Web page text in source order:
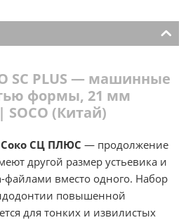
SC PLUS — машинные
формы, 21 мм
SOCO (Китай)
СЦ ПЛЮС — продолжение
другой размер устьевика и
файлами вместо одного. Набор
повышенной
для тонких и извилистых